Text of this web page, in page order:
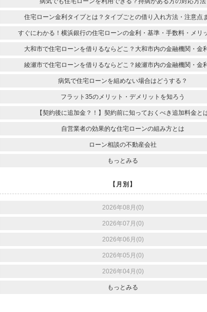
住宅ローン金利タイプとは？タイプごとの借り入れ方法・注意点
すぐにわかる！横浜銀行の住宅ローンの金利・基準・手数料・メリ
大和市で住宅ローンを借りるならどこ？大和市内の金融機関・金
綾瀬市で住宅ローンを借りるならどこ？綾瀬市内の金融機関・金
病気で住宅ローンを組めない場合はどうする？
フラット35のメリット・デメリットを知ろう
【契約後に追加金？！】契約前に知っておくべき追加料金と
自営業者の効果的な住宅ローンの組み方とは
ローン相談の不動産会社
もっとみる
【月別】
2026年08月(0)
2026年07月(0)
2026年06月(0)
2026年05月(0)
2026年04月(0)
もっとみる